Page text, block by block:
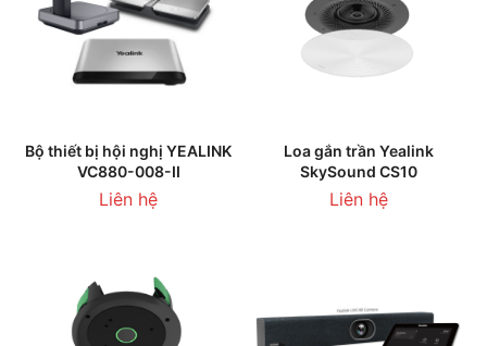
Bộ thiết bị hội nghị YEALINK
VC880-008-II
Liên hệ
Loa gắn trần Yealink
SkySound CS10
Liên hệ